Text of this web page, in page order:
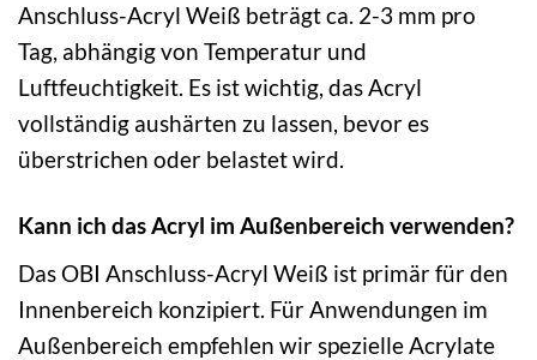
Anschluss-Acryl Weiß beträgt ca. 2-3 mm pro
Tag, abhängig von Temperatur und
Luftfeuchtigkeit. Es ist wichtig, das Acryl
vollständig aushärten zu lassen, bevor es
überstrichen oder belastet wird.
Kann ich das Acryl im Außenbereich verwenden?
Das OBI Anschluss-Acryl Weiß ist primär für den
Innenbereich konzipiert. Für Anwendungen im
Außenbereich empfehlen wir spezielle Acrylate